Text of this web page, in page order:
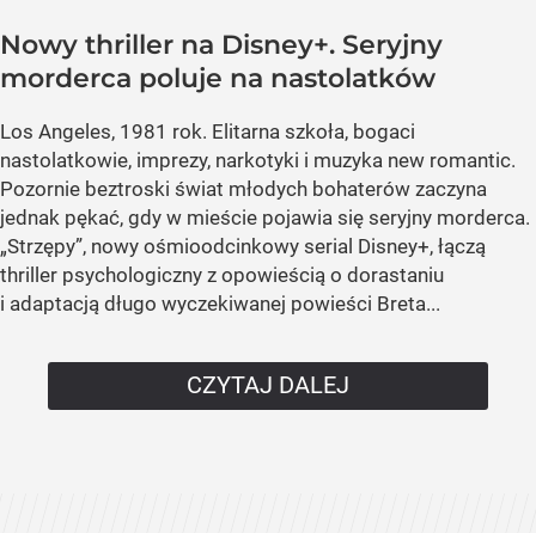
Nowy thriller na Disney+. Seryjny
morderca poluje na nastolatków
Los Angeles, 1981 rok. Elitarna szkoła, bogaci
nastolatkowie, imprezy, narkotyki i muzyka new romantic.
Pozornie beztroski świat młodych bohaterów zaczyna
jednak pękać, gdy w mieście pojawia się seryjny morderca.
„Strzępy”, nowy ośmioodcinkowy serial Disney+, łączą
thriller psychologiczny z opowieścią o dorastaniu
i adaptacją długo wyczekiwanej powieści Breta...
CZYTAJ DALEJ